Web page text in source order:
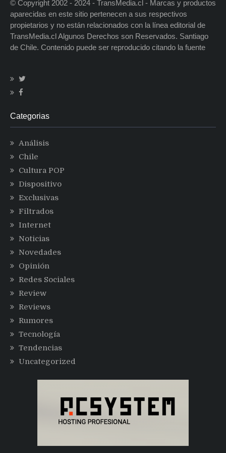
© Copyright 2002 - 2024 - TransMedia.cl - Marcas y productos
aparecidas en este sitio pertenecen a sus respectivos
propietarios y no están relacionados con la línea editorial de
TransMedia.cl Algunos Derechos son Reservados. Santiago
de Chile. Contenido puede ser reproducido citando la fuente
Categorias
Análisis
Chile
Cultura POP
Dispositivo
Exclusivas
Filtrados
Internet
Noticias
Novedades
Opinión
Redes Sociales
Review
Reviews
Rumores
Tecnología
Tendencias
Uncategorized